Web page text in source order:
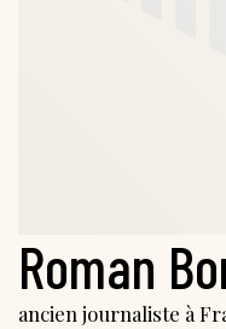
Roman
ancien journaliste à